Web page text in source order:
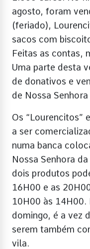
agosto, foram
(feriado),
sacos com
Feitas as contas,
Uma parte desta
de donativos e
de Nossa
Os “Lourencitos”
a ser
numa banca
Nossa Senhora
dois produtos
16H00 e as
10H00 às 14H00.
domingo, é a vez
serem também
vila.